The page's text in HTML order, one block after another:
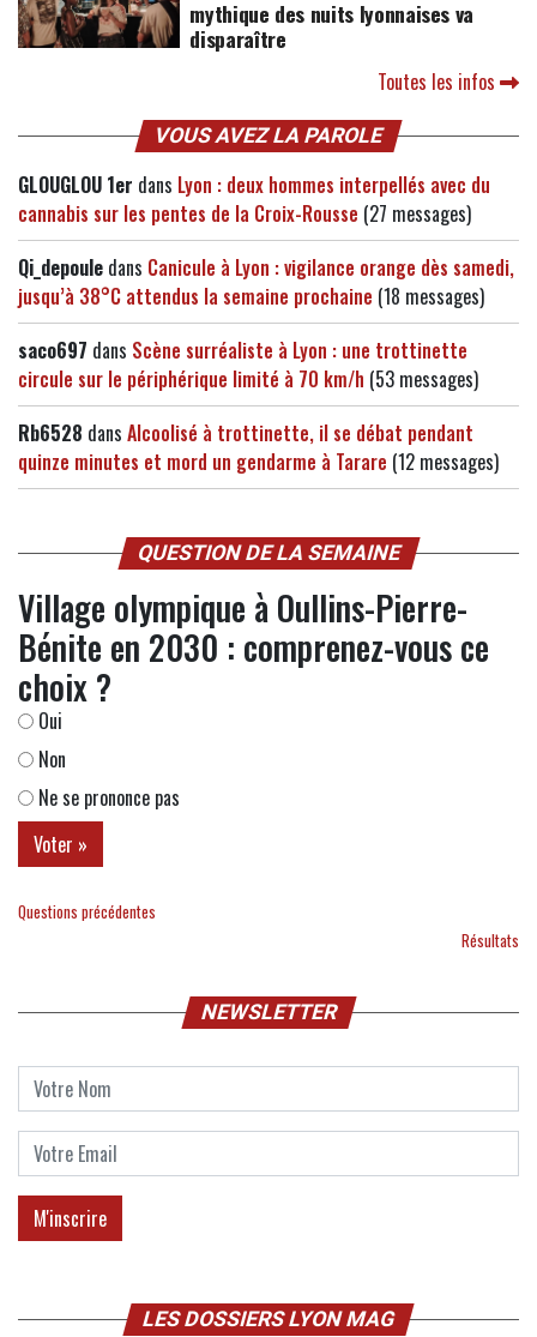
mythique des nuits lyonnaises va
disparaître
Toutes les infos
VOUS AVEZ LA PAROLE
GLOUGLOU 1er dans Lyon : deux hommes interpellés avec du
cannabis sur les pentes de la Croix-Rousse (27 messages)
Qi_depoule dans Canicule à Lyon : vigilance orange dès samedi,
jusqu’à 38°C attendus la semaine prochaine (18 messages)
saco697 dans Scène surréaliste à Lyon : une trottinette
circule sur le périphérique limité à 70 km/h (53 messages)
Rb6528 dans Alcoolisé à trottinette, il se débat pendant
quinze minutes et mord un gendarme à Tarare (12 messages)
QUESTION DE LA SEMAINE
Village olympique à Oullins-Pierre-
Bénite en 2030 : comprenez-vous ce
choix ?
Oui
Non
Ne se prononce pas
Questions précédentes
Résultats
NEWSLETTER
LES DOSSIERS LYON MAG